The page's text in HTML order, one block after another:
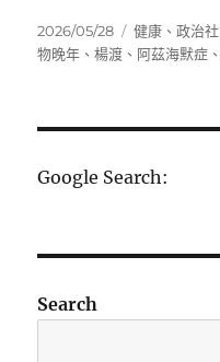
發
佈
2026/05/28
分
類
健康 、政治
物晚年 、楊渡 、 阿茲海默症 、
Google Search:
Search